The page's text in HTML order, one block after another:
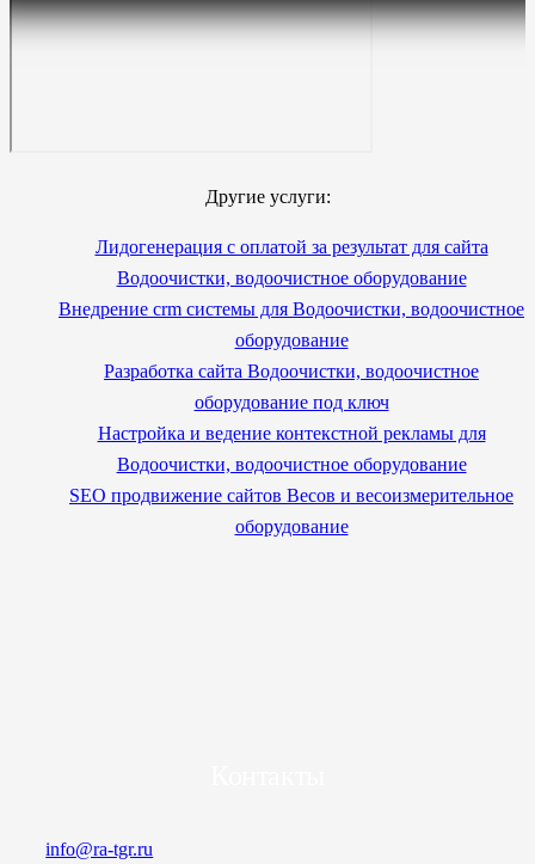
Другие услуги:
Лидогенерация с оплатой за результат для сайта
Водоочистки, водоочистное оборудование
Внедрение crm системы для Водоочистки, водоочистное
оборудование
Разработка сайта Водоочистки, водоочистное
оборудование под ключ
Настройка и ведение контекстной рекламы для
Водоочистки, водоочистное оборудование
SEO продвижение сайтов Весов и весоизмерительное
оборудование
info@ra-tgr.ru